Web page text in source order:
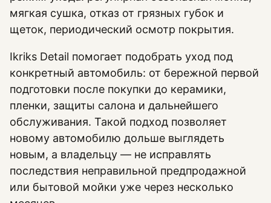
мягкая сушка, отказ от грязных губок и
щеток, периодический осмотр покрытия.
Ikriks Detail помогает подобрать уход под
конкретный автомобиль: от бережной первой
подготовки после покупки до керамики,
пленки, защиты салона и дальнейшего
обслуживания. Такой подход позволяет
новому автомобилю дольше выглядеть
новым, а владельцу — не исправлять
последствия неправильной предпродажной
или бытовой мойки уже через несколько